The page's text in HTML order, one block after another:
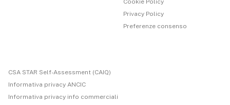
Cookie Policy
Privacy Policy
Preferenze consenso
CSA STAR Self-Assessment (CAIQ)
Informativa privacy ANCIC
Informativa privacy info commerciali